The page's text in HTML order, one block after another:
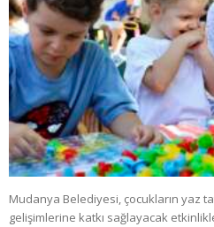
Mudanya Belediyesi, çocukların yaz
gelişimlerine katkı sağlayacak